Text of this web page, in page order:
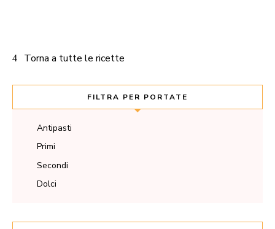
Torna a tutte le ricette
FILTRA PER PORTATE
Antipasti
Primi
Secondi
Dolci